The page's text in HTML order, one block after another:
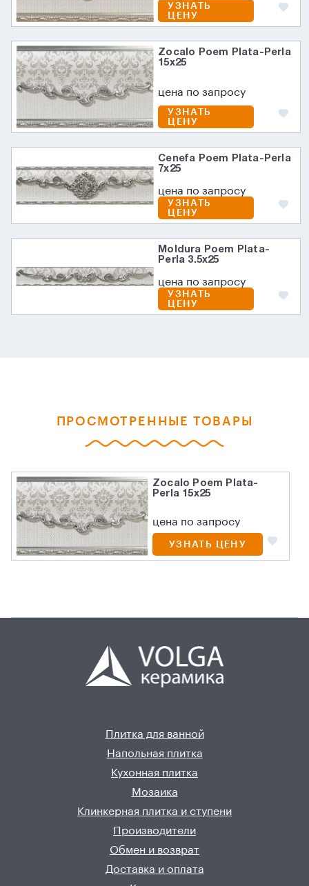
УЗНАТЬ
ЦЕНУ
Zocalo Poem Plata-Perla
15x25
цена по запросу
УЗНАТЬ
ЦЕНУ
Cenefa Poem Plata-Perla
7x25
цена по запросу
УЗНАТЬ
ЦЕНУ
Moldura Poem Plata-
Perla 3.5x25
цена по запросу
УЗНАТЬ
ЦЕНУ
ПРОСМОТРЕННЫЕ ТОВАРЫ
Zocalo Poem Plata-
Perla 15x25
цена по запросу
УЗНАТЬ ЦЕНУ
Плитка для ванной
Напольная плитка
Кухонная плитка
Мозаика
Клинкерная плитка и ступени
Производители
Обмен и возврат
Доставка и оплата